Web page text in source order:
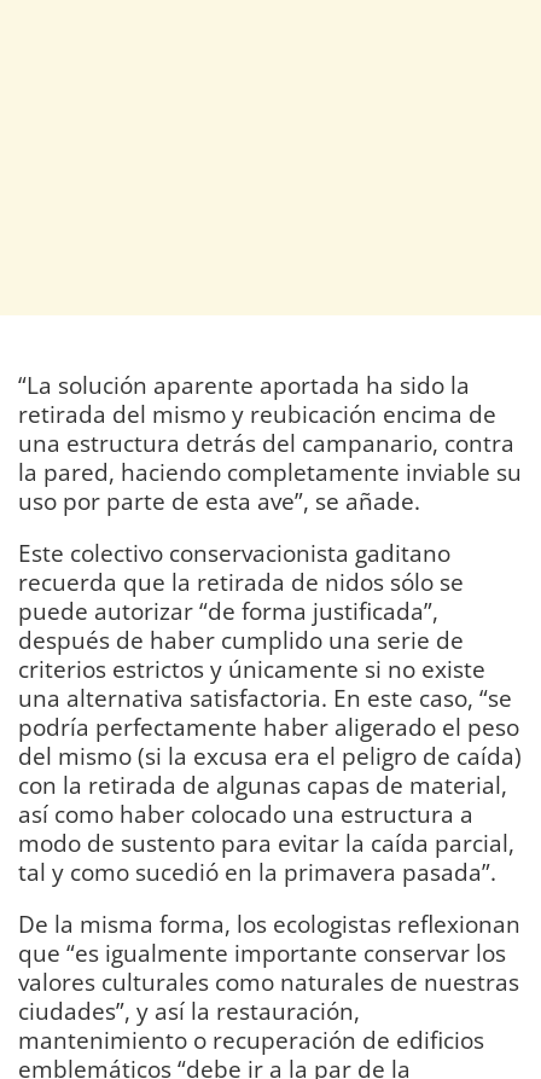
“La solución aparente aportada ha sido la
retirada del mismo y reubicación encima de
una estructura detrás del campanario, contra
la pared, haciendo completamente inviable su
uso por parte de esta ave”, se añade.
Este colectivo conservacionista gaditano
recuerda que la retirada de nidos sólo se
puede autorizar “de forma justificada”,
después de haber cumplido una serie de
criterios estrictos y únicamente si no existe
una alternativa satisfactoria. En este caso, “se
podría perfectamente haber aligerado el peso
del mismo (si la excusa era el peligro de caída)
con la retirada de algunas capas de material,
así como haber colocado una estructura a
modo de sustento para evitar la caída parcial,
tal y como sucedió en la primavera pasada”.
De la misma forma, los ecologistas reflexionan
que “es igualmente importante conservar los
valores culturales como naturales de nuestras
ciudades”, y así la restauración,
mantenimiento o recuperación de edificios
emblemáticos “debe ir a la par de la